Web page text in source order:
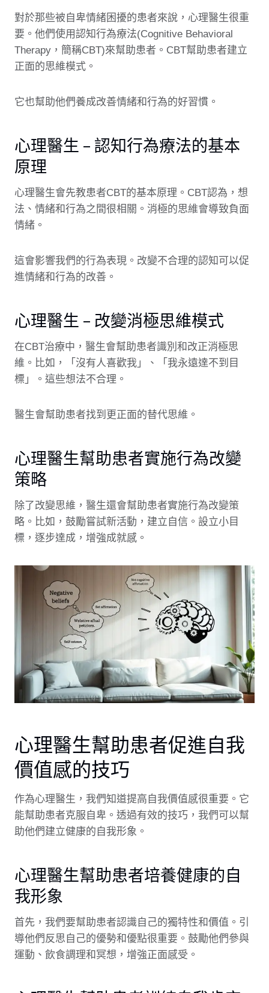
對於那些被自卑情緒困擾的患者來說，心理醫生很重
要。他們使用認知行為療法(Cognitive Behavioral
Therapy，簡稱CBT)來幫助患者。CBT幫助患者建立
正面的思維模式。
它也幫助他們養成改善情緒和行為的好習慣。
心理醫生 – 認知行為療法的基本
原理
心理醫生會先教患者CBT的基本原理。CBT認為，想
法、情緒和行為之間很相關。消極的思維會導致負面
情緒。
這會影響我們的行為表現。改變不合理的認知可以促
進情緒和行為的改善。
心理醫生 – 改變消極思維模式
在CBT治療中，醫生會幫助患者識別和改正消極思
維。比如，「沒有人喜歡我」、「我永遠達不到目
標」。這些想法不合理。
醫生會幫助患者找到更正面的替代思維。
心理醫生幫助患者實施行為改變
策略
除了改變思維，醫生還會幫助患者實施行為改變策
略。比如，鼓勵嘗試新活動，建立自信。設立小目
標，逐步達成，增強成就感。
心理醫生幫助患者促進自我
價值感的技巧
作為心理醫生，我們知道提高自我價值感很重要。它
能幫助患者克服自卑。透過有效的技巧，我們可以幫
助他們建立健康的自我形象。
心理醫生幫助患者培養健康的自
我形象
首先，我們要幫助患者認識自己的獨特性和價值。引
導他們反思自己的優勢和優點很重要。鼓勵他們參與
運動、飲食調理和冥想，增強正面感受。